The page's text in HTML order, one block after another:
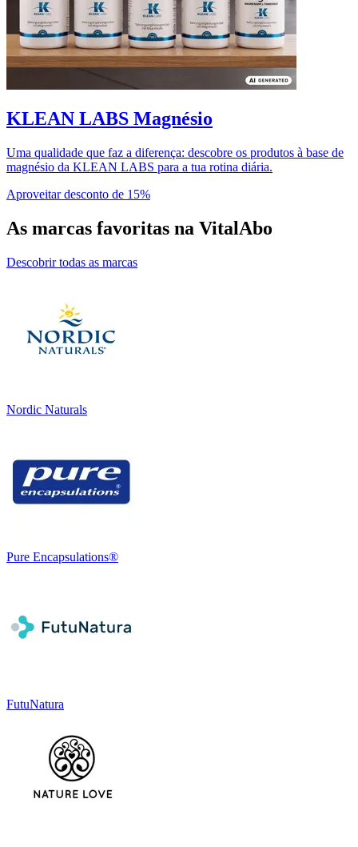
KLEAN LABS Magnésio
Uma qualidade que faz a diferença: descobre os produtos à base de
magnésio da KLEAN LABS para a tua rotina diária.
Aproveitar desconto de 15%
As marcas favoritas na VitalAbo
Descobrir todas as marcas
Nordic Naturals
Pure Encapsulations®
FutuNatura